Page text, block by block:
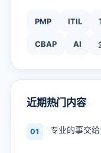
PMP ITIL
CBAP AI
近期热门内容
01 专业的事交